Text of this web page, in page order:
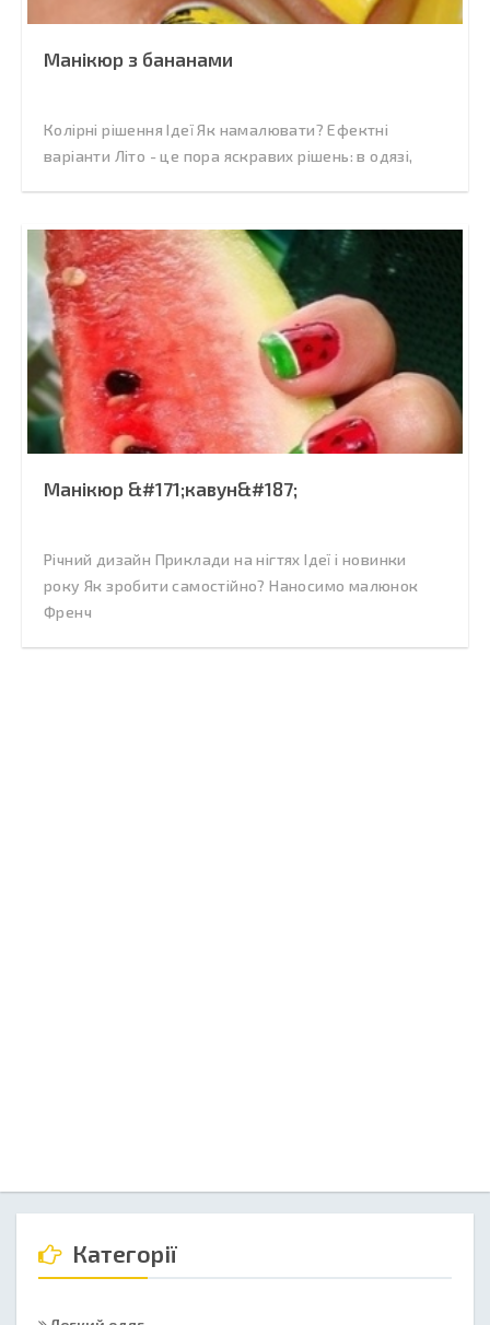
Манікюр з бананами
Колірні рішення Ідеї Як намалювати? Ефектні
варіанти Літо - це пора яскравих рішень: в одязі,
Манікюр &#171;кавун&#187;
Річний дизайн Приклади на нігтях Ідеї і новинки
року Як зробити самостійно? Наносимо малюнок
Френч
Категорії